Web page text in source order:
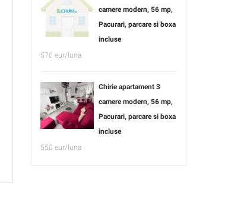
camere modern, 56 mp,
Pacurari, parcare si boxa
incluse
570 eur/luna
Chirie apartament 3
camere modern, 56 mp,
Pacurari, parcare si boxa
incluse
550 eur/luna